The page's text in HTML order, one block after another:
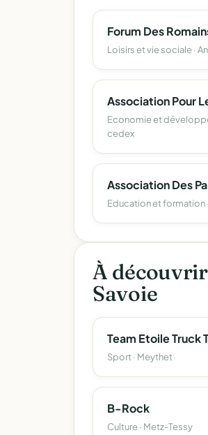
Forum Des
Loisirs et vie sociale ·
Economie et
cedex
Education et formation
À
Savoie
Team Etoile Truck
Sport · Meythet
B-Rock
Culture · Metz-Tessy